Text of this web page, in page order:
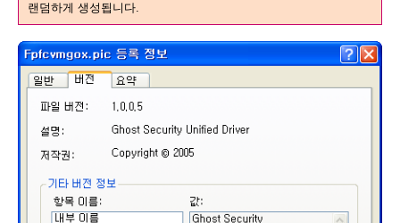
랜덤하게 생성됩니다.